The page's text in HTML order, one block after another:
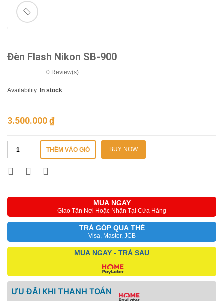
🔍
Đèn Flash Nikon SB-900
0 Review(s)
Availability: In stock
3.500.000₫
THÊM VÀO GIỎ BUY NOW
MUA NGAY
Giao Tận Nơi Hoặc Nhận Tại Cửa Hàng
TRẢ GÓP QUA THẺ
Visa, Master, JCB
MUA NGAY - TRẢ SAU
ƯU ĐÃI KHI THANH TOÁN